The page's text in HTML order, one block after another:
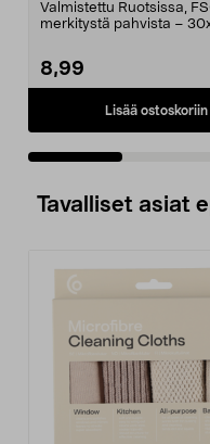
Valmistettu Ruotsissa,
merkitystä pahvista –
8,99
Lisää ostoskoriin
Tavalliset asiat